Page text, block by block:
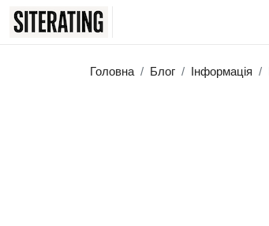
Головна Блог Інформація